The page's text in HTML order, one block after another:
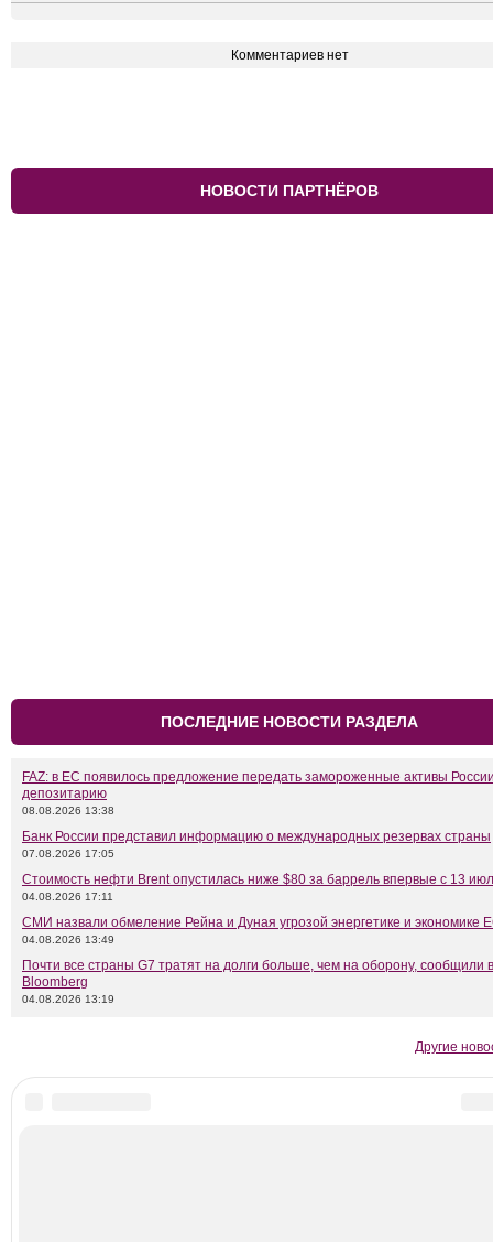
Комментариев нет
НОВОСТИ ПАРТНЁРОВ
ПОСЛЕДНИЕ НОВОСТИ РАЗДЕЛА
FAZ: в ЕС появилось предложение передать замороженные активы
депозитарию
08.08.2026 13:38
Банк России представил информацию о международных резервах страны
07.08.2026 17:05
Стоимость нефти Brent опустилась ниже $80 за баррель впервые с 13
04.08.2026 17:11
СМИ назвали обмеление Рейна и Дуная угрозой энергетике и экономике
04.08.2026 13:49
Почти все страны G7 тратят на долги больше, чем на оборону, сообщили в
Bloomberg
04.08.2026 13:19
Другие